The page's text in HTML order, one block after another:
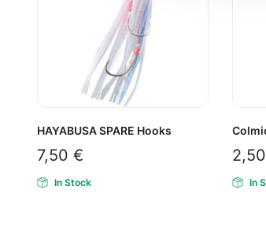
HAYABUSA SPARE Hooks
7,50 €
In Stock
2,50
In